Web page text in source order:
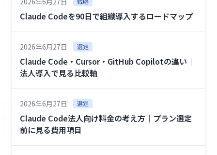
Claude Codeを90日で組織導入するロードマップ
2026年6月27日 選定
Claude Code・Cursor・GitHub Copilotの違い｜
法人導入で見る比較軸
2026年6月27日 選定
Claude Code法人向け料金の考え方｜プラン選定
前に見る費用項目